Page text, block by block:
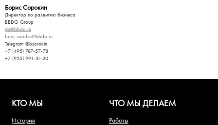
Борис Сорокин
Директор по развитию бизнеса
BBDO Group
nb@bbdo.ru
boris.sorokin@bbdo.ru
Telegram @bsorokin
+7 (495) 787-57-78
+7 (925) 991-31-20
КТО МЫ
История
ЧТО МЫ ДЕЛАЕМ
Работы